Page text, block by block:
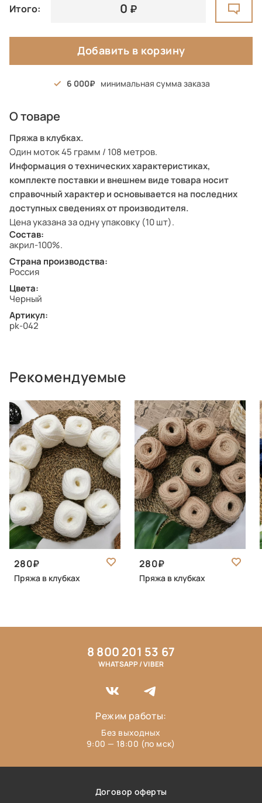
Итого: 0
Добавить в корзину
6 000 минимальная сумма заказа
О товаре
Пряжа в клубках.
Один моток 45 грамм / 108 метров.
Информация о технических характеристиках,
комплекте поставки и внешнем виде товара носит
справочный характер и основывается на последних
доступных сведениях от производителя.
Цена указана за одну упаковку (10 шт).
Состав:
акрил-100%.
Страна производства:
Россия
Цвета:
Черный
Артикул:
pk-042
Рекомендуемые
280
Пряжа в клубках
280
Пряжа в клубках
Договор оферты
8 800 201 53 67
WHATSAPP / VIBER
Режим работы:
Без выходных
9:00 — 18:00 (по мск)